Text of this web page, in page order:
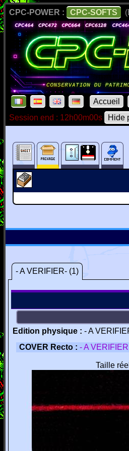
CPC-POWER : CPC-SOFTS
Accueil
Session end : 12h00m00s
Hide
- A VERIFIER- (1)
Edition physique : - A
COVER Recto : - A
Taille